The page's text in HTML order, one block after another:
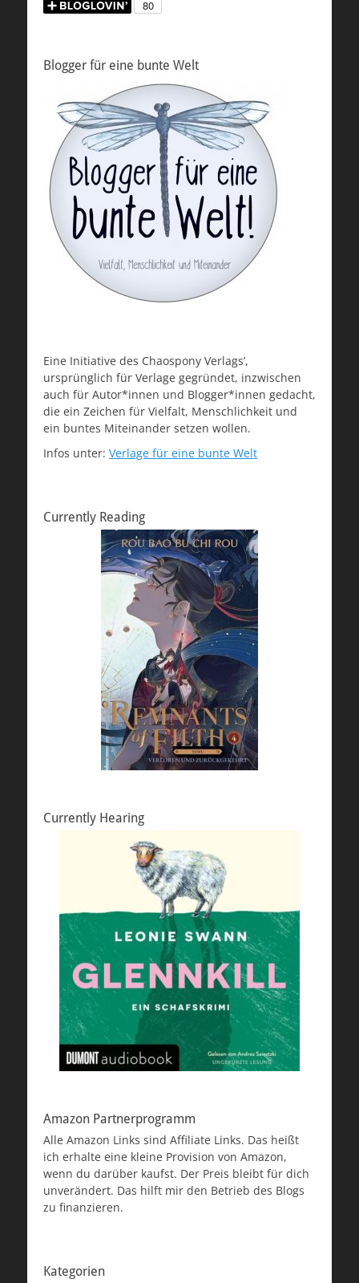
Blogger für eine bunte Welt
Eine Initiative des Chaospony Verlags’,
ursprünglich für Verlage gegründet, inzwischen
auch für Autor*innen und Blogger*innen gedacht,
die ein Zeichen für Vielfalt, Menschlichkeit und
ein buntes Miteinander setzen wollen.
Infos unter: Verlage für eine bunte Welt
Currently Reading
Currently Hearing
Amazon Partnerprogramm
Alle Amazon Links sind Affiliate Links. Das heißt
ich erhalte eine kleine Provision von Amazon,
wenn du darüber kaufst. Der Preis bleibt für dich
unverändert. Das hilft mir den Betrieb des Blogs
zu finanzieren.
Kategorien